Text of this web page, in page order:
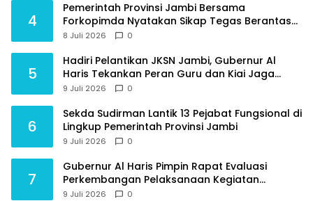
4
Pemerintah Provinsi Jambi Bersama
Forkopimda Nyatakan Sikap Tegas Berantas
Geng Motor
8 Juli 2026 0
5
Hadiri Pelantikan JKSN Jambi, Gubernur Al
Haris Tekankan Peran Guru dan Kiai Jaga
Moral Generasi Bangsa
9 Juli 2026 0
6
Sekda Sudirman Lantik 13 Pejabat Fungsional di
Lingkup Pemerintah Provinsi Jambi
9 Juli 2026 0
7
Gubernur Al Haris Pimpin Rapat Evaluasi
Perkembangan Pelaksanaan Kegiatan
Pembangunan Triwulan II TA 2026
9 Juli 2026 0